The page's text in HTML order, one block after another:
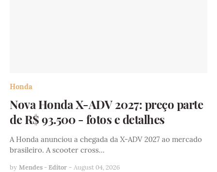
Honda
Nova Honda X-ADV 2027: preço parte
de R$ 93.500 - fotos e detalhes
A Honda anunciou a chegada da X-ADV 2027 ao mercado
brasileiro. A scooter cross…
by Mendes - Editor - August 04, 2026